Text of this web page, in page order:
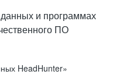
и программах
ПО
HeadHunter»